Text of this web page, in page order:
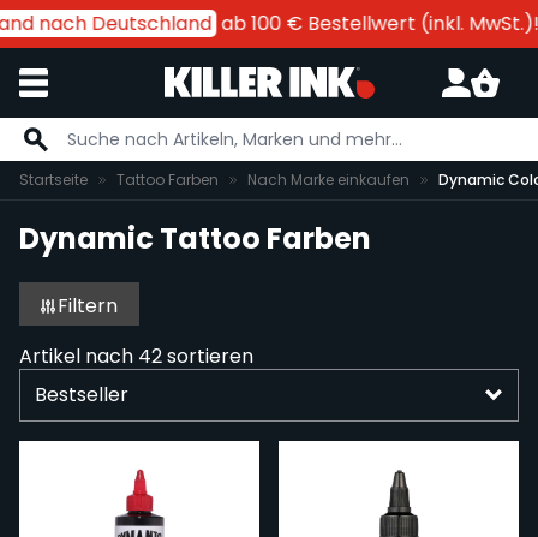
nach Deutschlandab 100 € Bestellwert (inkl. MwSt.)!
Zum Inhalt springen
Startseite Tattoo Farben Nach Marke einkaufen Dynamic
Dynamic Tattoo Farben
Filtern
Artikel nach 42sortieren